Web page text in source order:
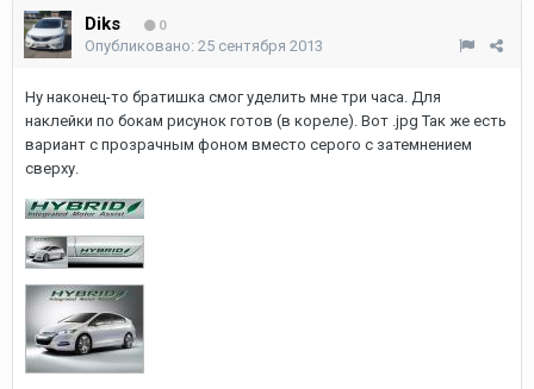
Diks 0
Опубликовано: 25 сентября 2013
Ну наконец-то братишка смог уделить мне три часа. Для
наклейки по бокам рисунок готов (в кореле). Вот .jpg Так же есть
вариант с прозрачным фоном вместо серого с затемнением
сверху.